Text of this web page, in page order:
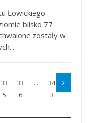
Łowickiego
blisko 77
zostały w
33
5
33
6
…
34
3